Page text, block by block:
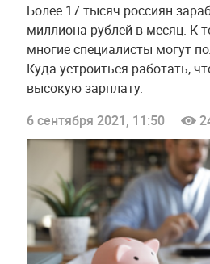
Более 17 тысяч россиян
миллиона рублей в месяц. К
многие специалисты могут
Куда устроиться работать,
высокую зарплату.
6 сентября 2021, 11:50